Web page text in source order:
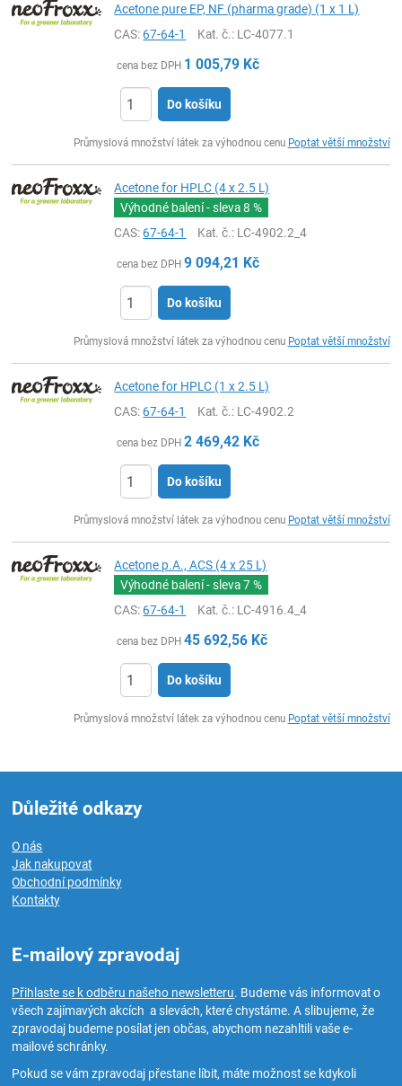
Acetone pure EP, NF (pharma grade) (1 x 1 L)
CAS:67-64-1 Kat. č.: LC-4077.1
cena bez DPH 1 005,79 Kč
Do košíku
Průmyslová množství látek za výhodnou cenu Poptat větší množství
Acetone for HPLC (4 x 2.5 L)
Výhodné balení - sleva8 %
CAS:67-64-1 Kat. č.: LC-4902.2_4
cena bez DPH 9 094,21 Kč
Do košíku
Průmyslová množství látek za výhodnou cenu Poptat větší množství
Acetone for HPLC (1 x 2.5 L)
CAS:67-64-1 Kat. č.: LC-4902.2
cena bez DPH 2 469,42 Kč
Do košíku
Průmyslová množství látek za výhodnou cenu Poptat větší množství
Acetone p.A., ACS (4 x 25 L)
Výhodné balení - sleva7 %
CAS:67-64-1 Kat. č.: LC-4916.4_4
cena bez DPH 45 692,56 Kč
Do košíku
Průmyslová množství látek za výhodnou cenu Poptat větší množství
Důležité odkazy
O nás
Jak nakupovat
Obchodní podmínky
Kontakty
E-mailový zpravodaj
Přihlaste se k odběru našeho newsletteru. Budeme vás informovat o
všech zajímavých akcích a slevách, které chystáme. A slibujeme, že
zpravodaj budeme posílat jen občas, abychom nezahltili vaše e-
mailové schránky.
Pokud se vám zpravodaj přestane líbit, máte možnost se kdykoli